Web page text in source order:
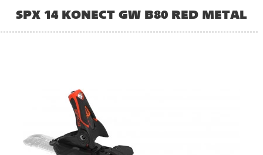
SPX 14 KONECT GW B80 RED METAL